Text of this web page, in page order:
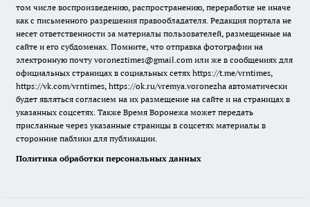
том числе воспроизведению, распространению, переработке не иначе
как с письменного разрешения правообладателя. Редакция портала не
несет ответственности за материалы пользователей, размещенные на
сайте и его субдоменах. Помните, что отправка фотографии на
электронную почту voroneztimes@gmail.com или же в сообщениях для
официальных страницах в социальных сетях https://t.me/vrntimes,
https://vk.com/vrntimes, https://ok.ru/vremya.voronezha автоматически
будет являться согласием на их размещение на сайте и на страницах в
указанных соцсетях. Также Время Воронежа может передать
присланные через указанные страницы в соцсетях материалы в
сторонние паблики для публикации.
Политика обработки персональных данных